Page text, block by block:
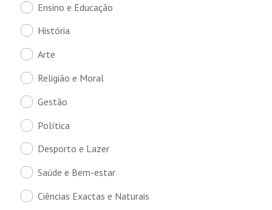
Ensino e Educação
História
Arte
Religião e Moral
Gestão
Política
Desporto e Lazer
Saúde e Bem-estar
Ciências Exactas e Naturais